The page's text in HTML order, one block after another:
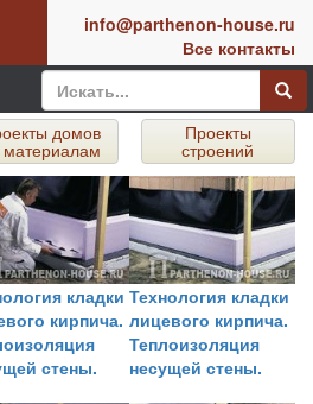
info@parthenon-house.ru
Все контакты
домов
материалам
Проекты
строений
кладки
кирпича.
стены.
Технология кладки
лицевого кирпича.
Теплоизоляция
несущей стены.